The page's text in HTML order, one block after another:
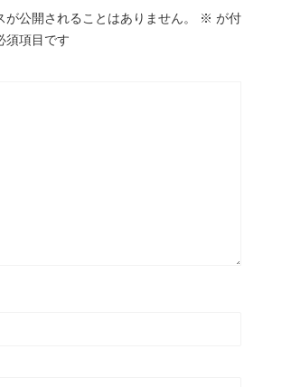
が公開されることはありません。 ※ が付
須項目です